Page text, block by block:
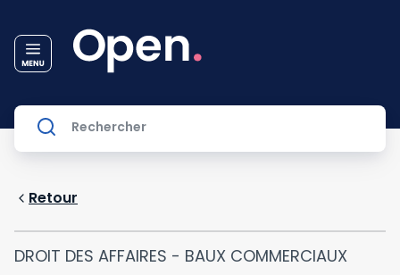
Retour
DROIT DES AFFAIRES - BAUX COMMERCIAUX